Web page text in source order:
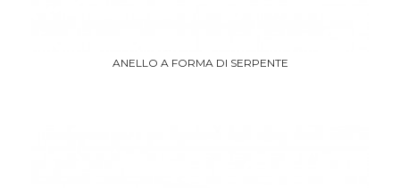
ANELLO A FORMA DI SERPENTE